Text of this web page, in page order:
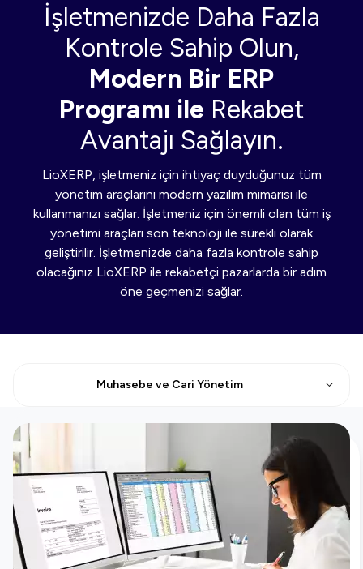
İşletmenizde Daha Fazla
Kontrole Sahip Olun,
Modern Bir ERP
Programı ile Rekabet
Avantajı Sağlayın.
LioXERP, işletmeniz için ihtiyaç duyduğunuz tüm
yönetim araçlarını modern yazılım mimarisi ile
kullanmanızı sağlar. İşletmeniz için önemli olan tüm iş
yönetimi araçları son teknoloji ile sürekli olarak
geliştirilir. İşletmenizde daha fazla kontrole sahip
olacağınız LioXERP ile rekabetçi pazarlarda bir adım
öne geçmenizi sağlar.
Muhasebe ve Cari Yönetim